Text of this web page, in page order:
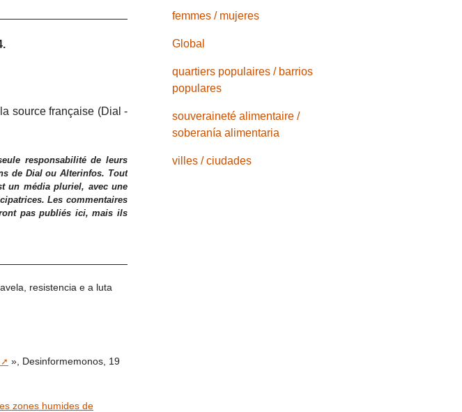
source française (Dial -
responsabilité de leurs
de Dial ou Alterinfos. Tout
un média pluriel, avec une
Les commentaires
pas publiés ici, mais ils
resistencia e a luta
», Desinformemonos, 19
zones humides de
femmes / mujeres
Global
quartiers populaires / barrios
populares
souveraineté alimentaire /
soberanía alimentaria
villes / ciudades